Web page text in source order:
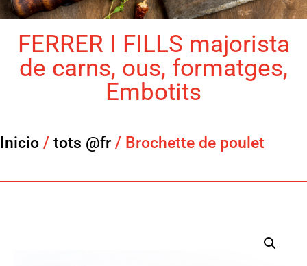
FERRER I FILLS majorista
de carns, ous, formatges,
Embotits
Inicio / tots @fr / Brochette de poulet